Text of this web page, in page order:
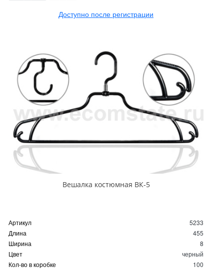
Доступно после регистрации
Вешалка костюмная ВК-5
Артикул
5233
Длина
455
Ширина
8
Цвет
черный
Кол-во в коробке
100